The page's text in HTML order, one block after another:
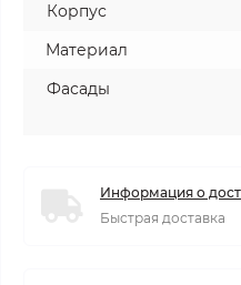
Корпус
Материал
Фасады
Информация о
Быстрая доставка